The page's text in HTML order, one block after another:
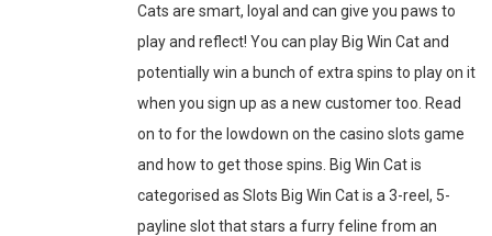
Cats are smart, loyal and can give you paws to
play and reflect! You can play Big Win Cat and
potentially win a bunch of extra spins to play on it
when you sign up as a new customer too. Read
on to for the lowdown on the casino slots game
and how to get those spins. Big Win Cat is
categorised as Slots Big Win Cat is a 3-reel, 5-
payline slot that stars a furry feline from an